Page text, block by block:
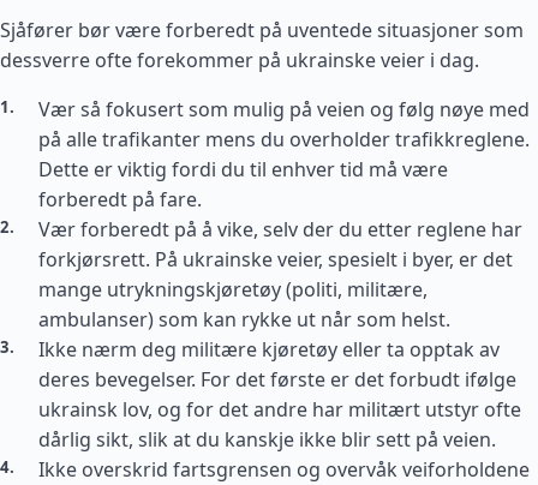
Sjåfører bør være forberedt på uventede situasjoner som
dessverre ofte forekommer på ukrainske veier i dag.
Vær så fokusert som mulig på veien og følg nøye med
på alle trafikanter mens du overholder trafikkreglene.
Dette er viktig fordi du til enhver tid må være
forberedt på fare.
Vær forberedt på å vike, selv der du etter reglene har
forkjørsrett. På ukrainske veier, spesielt i byer, er det
mange utrykningskjøretøy (politi, militære,
ambulanser) som kan rykke ut når som helst.
Ikke nærm deg militære kjøretøy eller ta opptak av
deres bevegelser. For det første er det forbudt ifølge
ukrainsk lov, og for det andre har militært utstyr ofte
dårlig sikt, slik at du kanskje ikke blir sett på veien.
Ikke overskrid fartsgrensen og overvåk veiforholdene